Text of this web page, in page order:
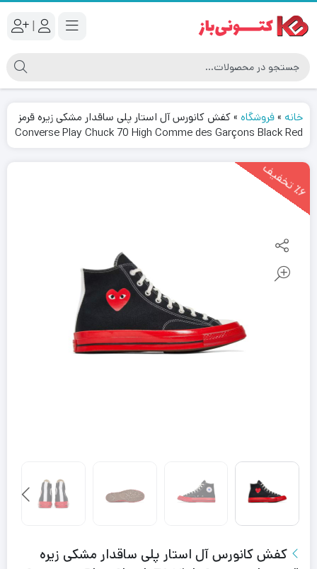
|
خانه »فروشگاه »کفش کانورس آل استار پلی ساقدار مشکی زیره قرمز
Converse Play Chuck 70 High Comme des Garçons Black Red
٪6
ت
خ
ف
یف
کفش کانورس آل استار پلی ساقدار مشکی زیره